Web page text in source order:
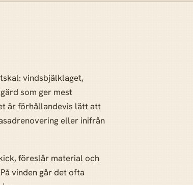
vindsbjälklaget,
som ger mest
är förhållandevis lätt att
eller inifrån
föreslår material och
vinden går det ofta